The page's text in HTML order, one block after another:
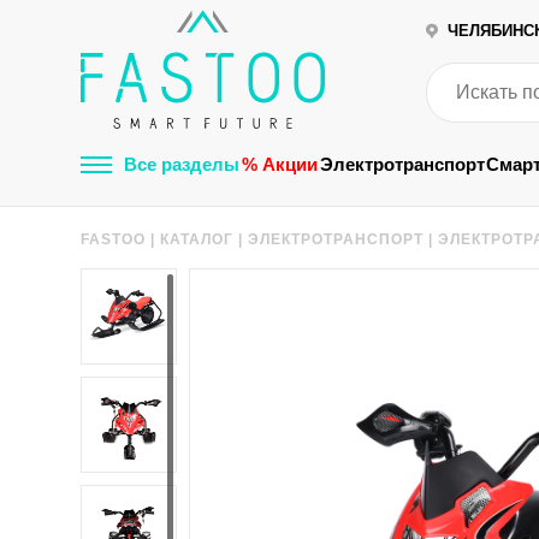
Все разделы% АкцииЭлектротранспорт
FASTOO КАТАЛОГ ЭЛЕКТРОТРАНСПОРТ